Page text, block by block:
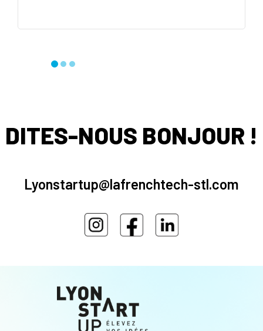
DITES-NOUS BONJOUR !
Lyonstartup@lafrenchtech-stl.com